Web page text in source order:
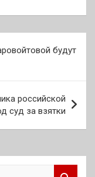
будут
российской
суд за взятки